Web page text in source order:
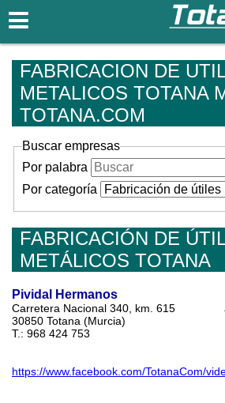
FABRICACION DE
METALICOS TOTANA
TOTANA.COM
Buscar empresas
Por palabra
Por categoría
FABRICACIÓN DE
METÁLICOS TOTANA
Pividal Hermanos
Carretera Nacional 340, km. 615
30850 Totana (Murcia)
T.: 968 424 753
https://www.facebook.com/TotanaCom/